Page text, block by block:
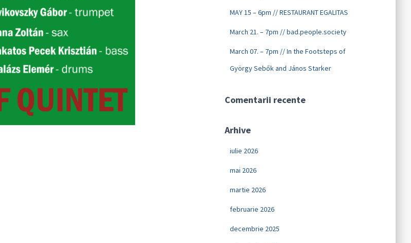
MAY 15 – 6pm // RESTAURANT EGALITAS
March 21. – 7pm // bad.people.society
March 07. – 7pm // In the Footsteps of
György Sebők and János Starker
Comentarii recente
Arhive
iulie 2026
mai 2026
martie 2026
februarie 2026
decembrie 2025